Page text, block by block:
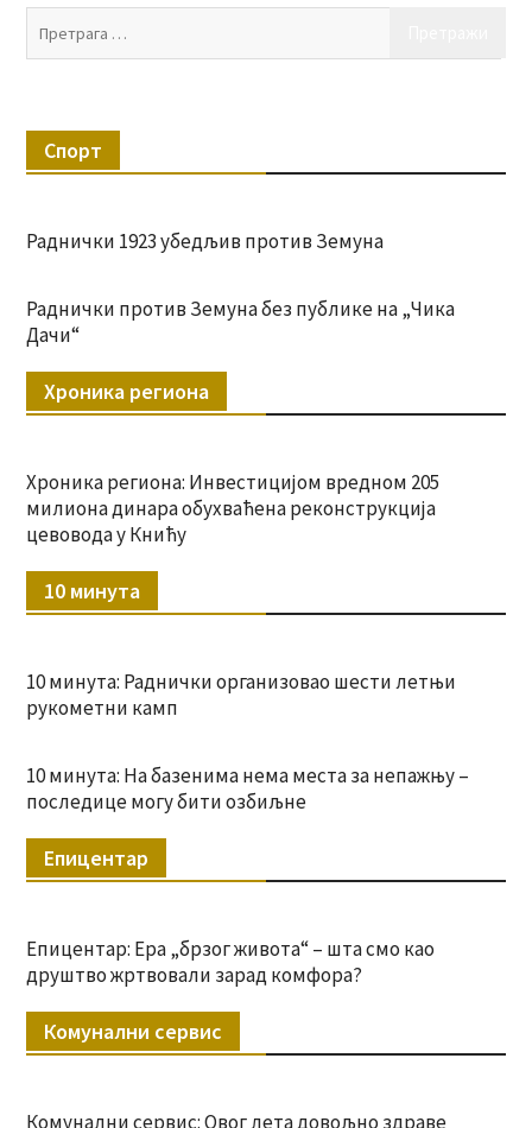
Спорт
Раднички 1923 убедљив против Земуна
Раднички против Земуна без публике на „Чика
Дачи“
Хроника региона
Хроника региона: Инвестицијом вредном 205
милиона динара обухваћена реконструкција
цевовода у Книћу
10 минута
10 минута: Раднички организовао шести летњи
рукометни камп
10 минута: На базенима нема места за непажњу –
последице могу бити озбиљне
Епицентар
Епицентар: Ера „брзог живота“ – шта смо као
друштво жртвовали зарад комфора?
Комунални сервис
Комунални сервис: Овог лета довољно здраве